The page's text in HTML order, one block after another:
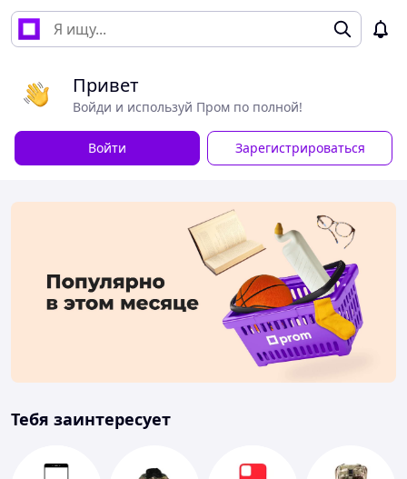
Привет
Войди и используй Пром по полной!
Войти Зарегистрироваться
Тебя заинтересует